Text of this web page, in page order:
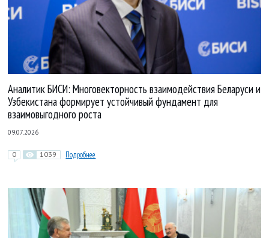
Аналитик БИСИ: Многовекторность взаимодействия Беларуси и
Узбекистана формирует устойчивый фундамент для
взаимовыгодного роста
09.07.2026
0 1039 Подробнее